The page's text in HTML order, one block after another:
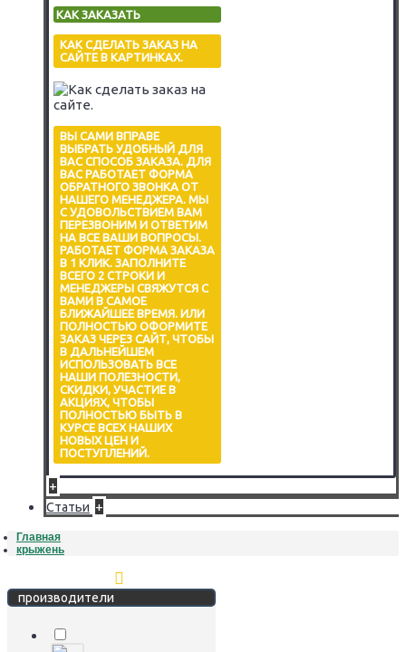
КАК ЗАКАЗАТЬ
КАК СДЕЛАТЬ ЗАКАЗ НА
САЙТЕ В КАРТИНКАХ.
ВЫ САМИ ВПРАВЕ
ВЫБРАТЬ УДОБНЫЙ ДЛЯ
ВАС СПОСОБ ЗАКАЗА. ДЛЯ
ВАС РАБОТАЕТ ФОРМА
ОБРАТНОГО ЗВОНКА ОТ
НАШЕГО МЕНЕДЖЕРА. МЫ
С УДОВОЛЬСТВИЕМ ВАМ
ПЕРЕЗВОНИМ И ОТВЕТИМ
НА ВСЕ ВАШИ ВОПРОСЫ.
РАБОТАЕТ ФОРМА ЗАКАЗА
В 1 КЛИК. ЗАПОЛНИТЕ
ВСЕГО 2 СТРОКИ И
МЕНЕДЖЕРЫ СВЯЖУТСЯ С
ВАМИ В САМОЕ
БЛИЖАЙШЕЕ ВРЕМЯ. ИЛИ
ПОЛНОСТЬЮ ОФОРМИТЕ
ЗАКАЗ ЧЕРЕЗ САЙТ, ЧТОБЫ
В ДАЛЬНЕЙШЕМ
ИСПОЛЬЗОВАТЬ ВСЕ
НАШИ ПОЛЕЗНОСТИ,
СКИДКИ, УЧАСТИЕ В
АКЦИЯХ, ЧТОБЫ
ПОЛНОСТЬЮ БЫТЬ В
КУРСЕ ВСЕХ НАШИХ
НОВЫХ ЦЕН И
ПОСТУПЛЕНИЙ.
+
Статьи +
Главная
крыжень
производители